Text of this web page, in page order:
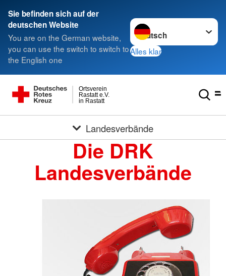
Sie befinden sich auf der
deutschen Website
You are on the German website,
you can use the switch to switch to
the English one
Sprache wechseln zu
Alles klar
in Rastatt
Rastatt e.V.
Ortsverein
Landesverbände
Die DRK
Landesverbände